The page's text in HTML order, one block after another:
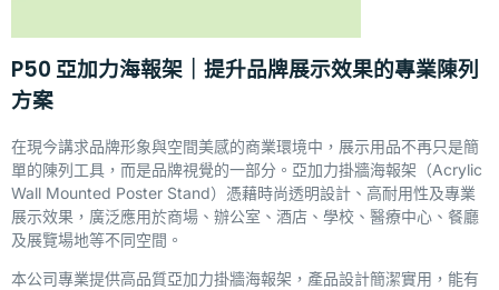
P50 亞加力海報架｜提升品牌展示效果的專業陳列
方案
在現今講求品牌形象與空間美感的商業環境中，展示用品不再只是簡
單的陳列工具，而是品牌視覺的一部分。亞加力掛牆海報架（Acrylic
Wall Mounted Poster Stand）憑藉時尚透明設計、高耐用性及專業
展示效果，廣泛應用於商場、辦公室、酒店、學校、醫療中心、餐廳
及展覽場地等不同空間。
本公司專業提供高品質亞加力掛牆海報架，產品設計簡潔實用，能有